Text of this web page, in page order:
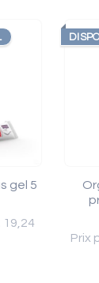
gel 5
19,24
Prix